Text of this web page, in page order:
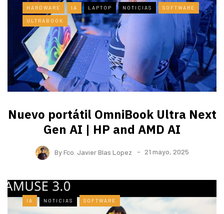
HARDWARE IA LAPTOP NOTICIAS SOFTWARE
ULTRABOOK
Nuevo portátil OmniBook Ultra ​Next
Gen AI | HP and AMD AI
ByFco. Javier Blas Lopez 21 mayo, 2025
IA NOTICIAS SOFTWARE